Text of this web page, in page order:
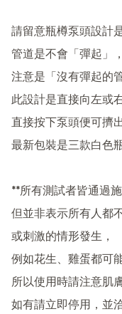
請留意瓶樽泵頭設計
管道是不會「彈起」，
注意是「沒有彈起的
此設計是直接向左或
直接按下泵頭便可擠
最新包裝是三款白色
**所有測試者皆通過
但並非表示所有人都
或刺激的情形發生，
例如花生、雞蛋都可
所以使用時請注意肌
如有請立即停用，並